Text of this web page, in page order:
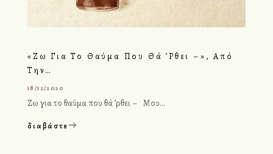
«Ζω Για Το Θαύμα Που Θά ’ρθει –», Από
Την…
18/12/2020
Ζω για το θαύμα που θά ’ρθει – Μου…
διαβάστε